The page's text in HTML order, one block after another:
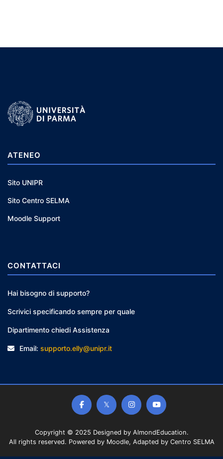
ATENEO
Sito UNIPR
Sito Centro SELMA
Moodle Support
CONTATTACI
Hai bisogno di supporto?
Scrivici specificando sempre per quale
Dipartimento chiedi Assistenza
Email: supporto.elly@unipr.it
Copyright © 2025 Designed by AlmondEducation.
All rights reserved. Powered by Moodle, Adapted by Centro SELMA